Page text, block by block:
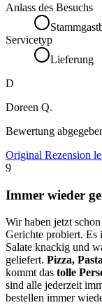
Anlass des Besuchs
Servicetyp
Lieferung
D
Doreen Q.
Bewertung
Original Rezension
9
Immer wieder
Wir haben jetzt
Gerichte probiert. Es
Salate knackig und
geliefert. Pizza, Pasta
kommt das tolle
sind alle jederzeit
bestellen immer